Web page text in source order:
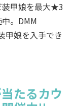
装甲娘を最大★3
。DMM
甲娘を入手でき
たるカウ